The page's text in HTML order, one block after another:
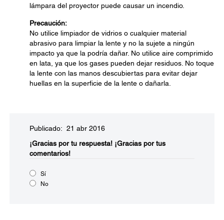
lámpara del proyector puede causar un incendio.
Precaución:
No utilice limpiador de vidrios o cualquier material
abrasivo para limpiar la lente y no la sujete a ningún
impacto ya que la podría dañar. No utilice aire comprimido
en lata, ya que los gases pueden dejar residuos. No toque
la lente con las manos descubiertas para evitar dejar
huellas en la superficie de la lente o dañarla.
Publicado: 21 abr 2016
¡Gracias por tu respuesta! ¡Gracias por tus
comentarios!
Sí
No